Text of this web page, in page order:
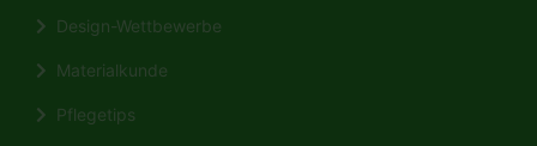
Design-Wettbewerbe
Materialkunde
Pflegetips